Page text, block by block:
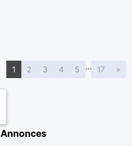
1 2 3 4 5 … 17 »
Annonces